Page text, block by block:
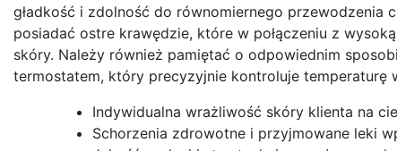
gładkość i zdolność do równomiernego przewodzenia
posiadać ostre krawędzie, które w połączeniu z
skóry. Należy również pamiętać o odpowiednim
termostatem, który precyzyjnie kontroluje temperaturę
Indywidualna wrażliwość skóry klienta na
Schorzenia zdrowotne i przyjmowane leki